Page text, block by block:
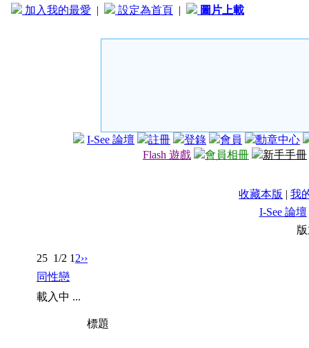
加入我的最愛 | 設定為首頁 | 圖片上載
I-See 論壇 註冊 登錄 會員
勳章中心
Flash 遊戲
會員相冊 新手手冊
收藏本版 | 我
I-See 論壇
25 1/2 1 2››
同性戀
載入中 ...
標題